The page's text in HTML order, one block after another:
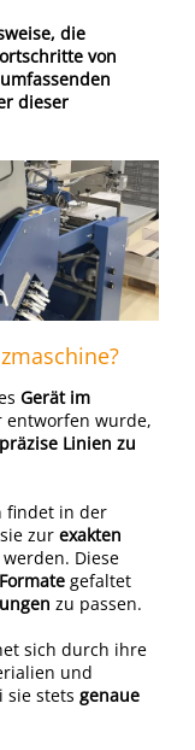
die
von
dieser
Gerät im
entworfen wurde,
präzise Linien zu
findet in der
zur exakten
Diese
gefaltet
zu passen.
sich durch ihre
und
sie stets genaue